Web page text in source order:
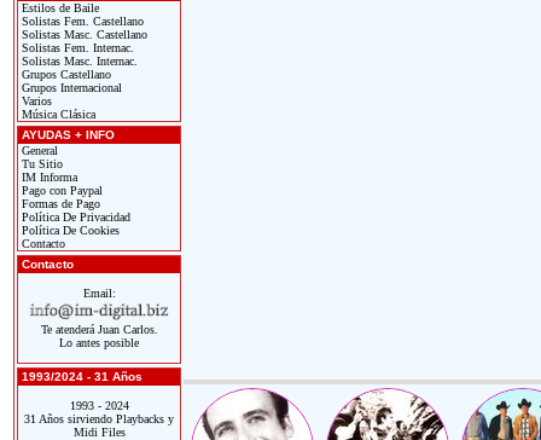
Estilos de Baile
Solistas Fem. Castellano
Solistas Masc. Castellano
Solistas Fem. Internac.
Solistas Masc. Internac.
Grupos Castellano
Grupos Internacional
Varios
Música Clásica
AYUDAS + INFO
General
Tu Sitio
IM Informa
Pago con Paypal
Formas de Pago
Política De Privacidad
Política De Cookies
Contacto
Contacto
Email:
Te atenderá Juan Carlos.
Lo antes posible
1993/2024 - 31 Años
1993 - 2024
31 Años sirviendo Playbacks y
Midi Files